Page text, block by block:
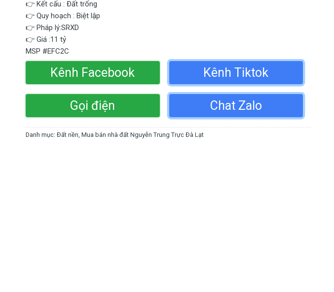
👉 Kết cấu : Đất trống
👉 Quy hoạch : Biệt lập
👉 Pháp lý:SRXD
👉 Giá :11 tỷ
MSP #EFC2C
Kênh Facebook Kênh Tiktok
Gọi điện Chat Zalo
Danh mục:Đất nền,Mua bán nhà đất Nguyễn Trung Trực Đà Lạt